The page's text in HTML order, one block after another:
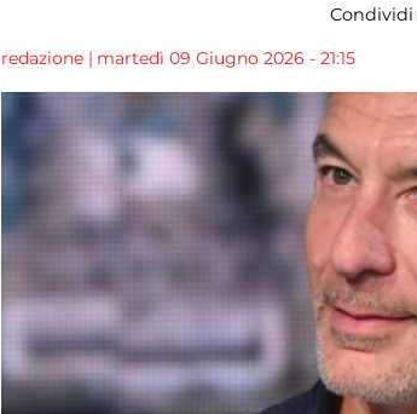
Condividi
redazione | martedì 09 Giugno 2026 - 21:15